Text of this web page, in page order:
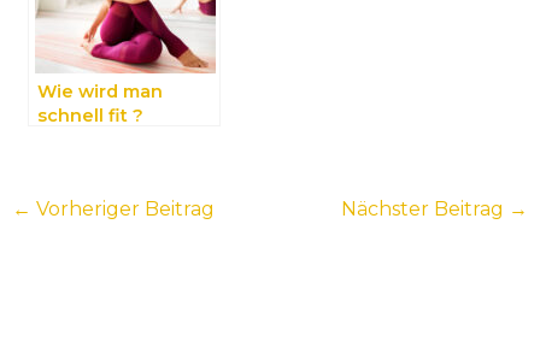
Wie wird man
schnell fit ?
← Vorheriger Beitrag Nächster Beitrag →